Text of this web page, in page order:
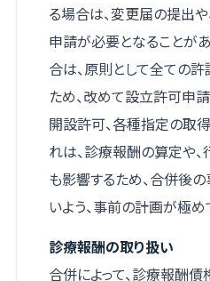
る場合は、変更届の提出
申請が必要となることが
合は、原則として全ての
ため、改めて設立許可申
開設許可、各種指定の取
れは、診療報酬の算定や
も影響するため、合併後
いよう、事前の計画が極め
診療報酬の取り扱い
合併によって、診療報酬債